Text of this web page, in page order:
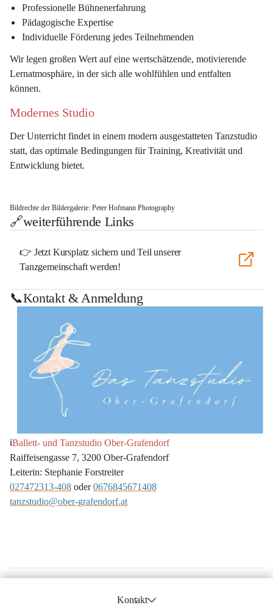
Professionelle Bühnenerfahrung
Pädagogische Expertise
Individuelle Förderung jedes Teilnehmenden
Wir legen großen Wert auf eine wertschätzende, motivierende
Lernatmosphäre, in der sich alle wohlfühlen und entfalten
können.
Modernes Studio
Der Unterricht findet in einem modern ausgestatteten Tanzstudio
statt, das optimale Bedingungen für Training, Kreativität und
Entwicklung bietet.
Bildrechte der Bildergalerie: Peter Hofmann Photography
🔗weiterführende Links
👉 Jetzt Kursplatz sichern und Teil unserer
Tanzgemeinschaft werden!
📞Kontakt & Anmeldung
ℹ️Ballett- und Tanzstudio Ober-Grafendorf
Raiffeisengasse 7, 3200 Ober-Grafendorf
Leiterin: Stephanie Forstreiter
027472313-408 oder 0676845671408
tanzstudio@ober-grafendorf.at
Kontakt